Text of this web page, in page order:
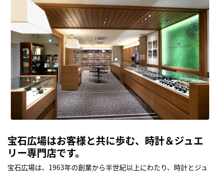
宝石広場はお客様と共に歩む、時計＆ジュエ
リー専門店です。
宝石広場は、1963年の創業から半世紀以上にわたり、時計とジュ